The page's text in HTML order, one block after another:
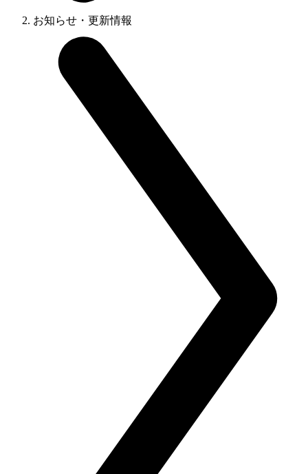
お知らせ・更新情報